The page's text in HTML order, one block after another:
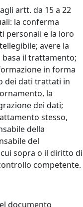
artt. da 15 a 22
la conferma
personali e la loro
avere la
basa il trattamento;
in forma
dei dati trattati in
la
dei dati;
stesso,
della
del
sopra o il diritto di
competente.
documento